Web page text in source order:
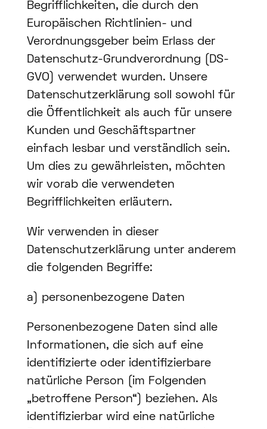
Begrifflichkeiten, die durch den
Europäischen Richtlinien- und
Verordnungsgeber beim Erlass der
Datenschutz-Grundverordnung (DS-
GVO) verwendet wurden. Unsere
Datenschutzerklärung soll sowohl für
die Öffentlichkeit als auch für unsere
Kunden und Geschäftspartner
einfach lesbar und verständlich sein.
Um dies zu gewährleisten, möchten
wir vorab die verwendeten
Begrifflichkeiten erläutern.
Wir verwenden in dieser
Datenschutzerklärung unter anderem
die folgenden Begriffe:
a) personenbezogene Daten
Personenbezogene Daten sind alle
Informationen, die sich auf eine
identifizierte oder identifizierbare
natürliche Person (im Folgenden
„betroffene Person“) beziehen. Als
identifizierbar wird eine natürliche